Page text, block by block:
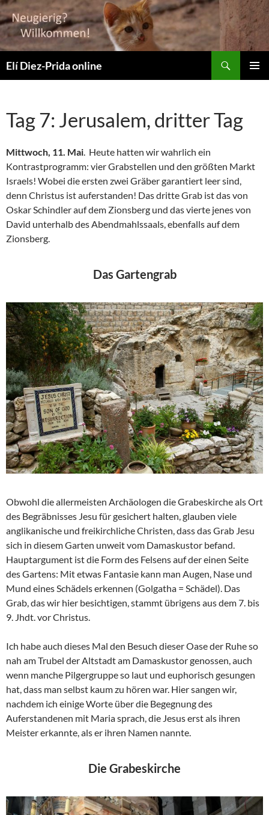
Elí Diez-Prida online
Tag 7: Jerusalem, dritter Tag
Mittwoch, 11. Mai. Heute hatten wir wahrlich ein
Kontrastprogramm: vier Grabstellen und den größten Markt
Israels! Wobei die ersten zwei Gräber garantiert leer sind,
denn Christus ist auferstanden! Das dritte Grab ist das von
Oskar Schindler auf dem Zionsberg und das vierte jenes von
David unterhalb des Abendmahlssaals, ebenfalls auf dem
Zionsberg.
Das Gartengrab
Obwohl die allermeisten Archäologen die Grabeskirche als Ort
des Begräbnisses Jesu für gesichert halten, glauben viele
anglikanische und freikirchliche Christen, dass das Grab Jesu
sich in diesem Garten unweit vom Damaskustor befand.
Hauptargument ist die Form des Felsens auf der einen Seite
des Gartens: Mit etwas Fantasie kann man Augen, Nase und
Mund eines Schädels erkennen (Golgatha = Schädel). Das
Grab, das wir hier besichtigen, stammt übrigens aus dem 7. bis
9. Jhdt. vor Christus.
Ich habe auch dieses Mal den Besuch dieser Oase der Ruhe so
nah am Trubel der Altstadt am Damaskustor genossen, auch
wenn manche Pilgergruppe so laut und euphorisch gesungen
hat, dass man selbst kaum zu hören war. Hier sangen wir,
nachdem ich einige Worte über die Begegnung des
Auferstandenen mit Maria sprach, die Jesus erst als ihren
Meister erkannte, als er ihren Namen nannte.
Die Grabeskirche